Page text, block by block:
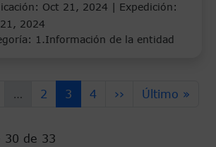
Oct 21, 2024 | Expedición:
2024
1.Información de la entidad
anterior
… Page
2 Página actual
3 Page
4 Siguiente página
›› Última
Último »
30 de 33